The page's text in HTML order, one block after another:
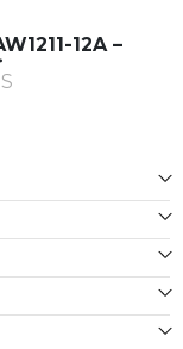
12A –
tarczą panele
w
w
dobre
oraz
baterii. Po
nawet
teraz i